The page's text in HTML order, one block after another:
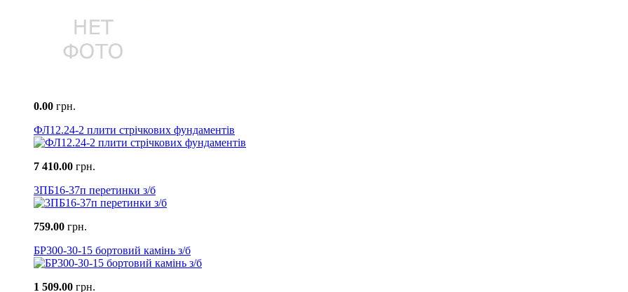
0.00 грн.
ФЛ12.24-2 плити стрічкових фундаментів
7 410.00 грн.
3ПБ16-37п перетинки з/б
759.00 грн.
БР300-30-15 бортовий камінь з/б
1 509.00 грн.